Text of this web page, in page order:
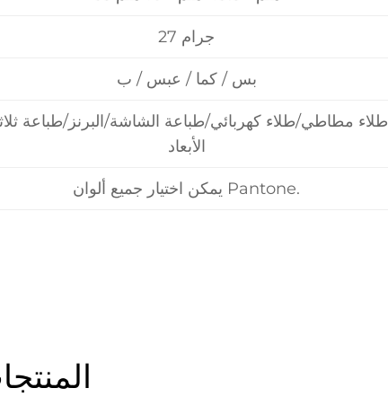
27 جرام
بس / كما / عبس / ب
طلاء مطاطي/طلاء كهربائي/طباعة الشاشة/البرنز/طباعة
الأبعاد
يمكن اختيار جميع ألوان Pantone.